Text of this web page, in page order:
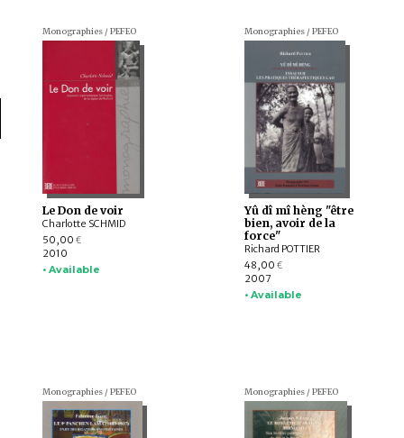
Monographies / PEFEO
Le Don de voir
Charlotte SCHMID
50,00 €
2010
• Available
Monographies / PEFEO
Yû dî mî hèng "être
bien, avoir de la
force"
Richard POTTIER
48,00 €
2007
• Available
Monographies / PEFEO Monographies / PEFEO